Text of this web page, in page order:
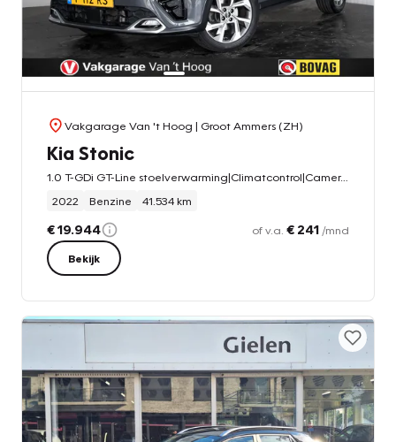
Vakgarage Van 't Hoog | Groot Ammers (ZH)
Kia Stonic
1.0 T-GDi GT-Line stoelverwarming|Climatcontrol|Camera|
2022
Benzine 41.534 km
€ 19.944 of v.a. € 241 /mnd
Bekijk